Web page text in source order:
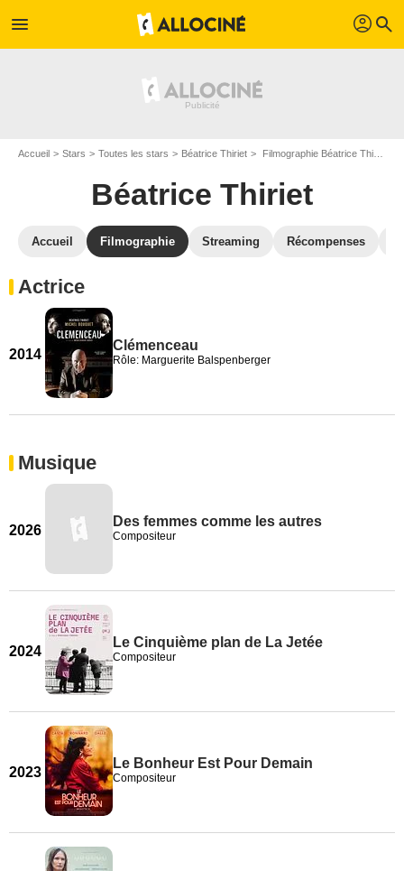
menu profil search
Accueil Stars Toutes les stars Béatrice Thiriet Filmographie Béatrice Thiriet
Béatrice Thiriet
Accueil Filmographie Streaming Récompenses
Actrice
2014
Clémenceau
Rôle: Marguerite Balspenberger
Musique
2026
Des femmes comme les autres
Compositeur
2024
Le Cinquième plan de La Jetée
Compositeur
2023
Le Bonheur Est Pour Demain
Compositeur